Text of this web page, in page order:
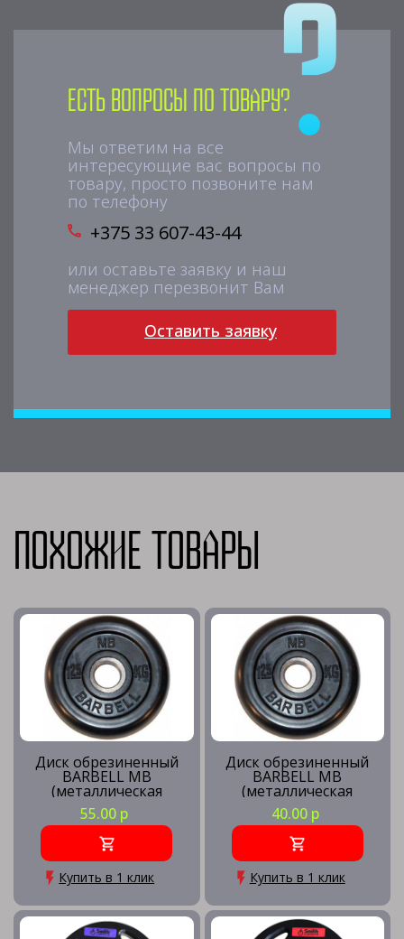
Есть вопросы по товару?
Мы ответим на все
интересующие вас вопросы по
товару, просто позвоните нам
по телефону
+375 33 607-43-44
или оставьте заявку и наш
менеджер перезвонит Вам
Оставить заявку
Похожие товары
Диск обрезиненный
BARBELL MB
(металлическая
втулка) d26мм (2.5 кг)
55.00 р
Купить в 1 клик
Диск обрезиненный
BARBELL MB
(металлическая
втулка) d26мм (1.25кг)
40.00 р
Купить в 1 клик